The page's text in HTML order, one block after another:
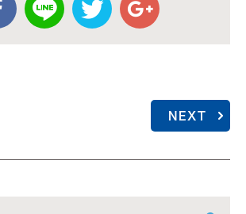
NEXT